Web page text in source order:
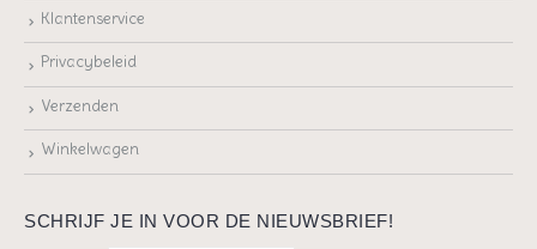
Klantenservice
Privacybeleid
Verzenden
Winkelwagen
SCHRIJF JE IN VOOR DE NIEUWSBRIEF!